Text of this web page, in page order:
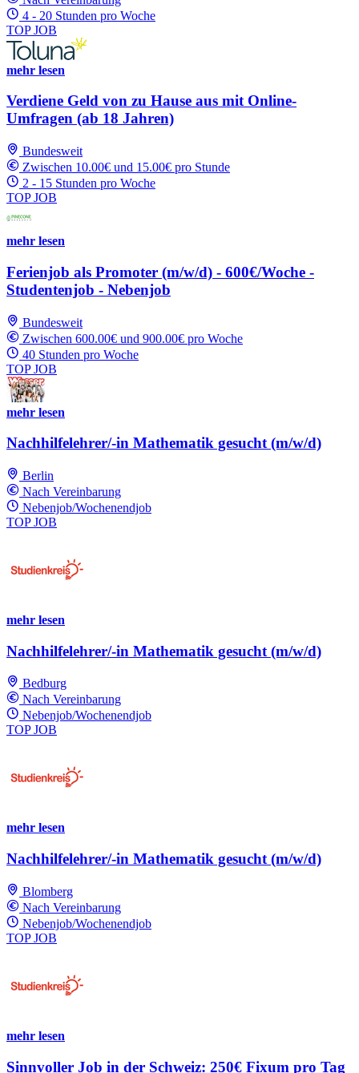
4 - 20 Stunden pro Woche
TOP JOB
mehr lesen
Verdiene Geld von zu Hause aus mit Online-
Umfragen (ab 18 Jahren)
Bundesweit
Zwischen 10.00€ und 15.00€ pro Stunde
2 - 15 Stunden pro Woche
TOP JOB
mehr lesen
Ferienjob als Promoter (m/w/d) - 600€/Woche -
Studentenjob - Nebenjob
Bundesweit
Zwischen 600.00€ und 900.00€ pro Woche
40 Stunden pro Woche
TOP JOB
mehr lesen
Nachhilfelehrer/-in Mathematik gesucht (m/w/d)
Berlin
Nach Vereinbarung
Nebenjob/Wochenendjob
TOP JOB
mehr lesen
Nachhilfelehrer/-in Mathematik gesucht (m/w/d)
Bedburg
Nach Vereinbarung
Nebenjob/Wochenendjob
TOP JOB
mehr lesen
Nachhilfelehrer/-in Mathematik gesucht (m/w/d)
Blomberg
Nach Vereinbarung
Nebenjob/Wochenendjob
TOP JOB
mehr lesen
Sinnvoller Job in der Schweiz: 250€ Fixum pro Tag